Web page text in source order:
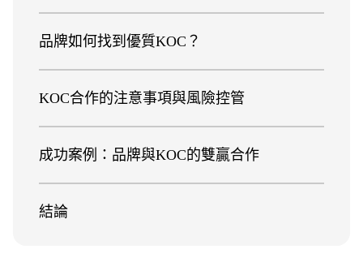
品牌如何找到優質KOC？
KOC合作的注意事項與風險控管
成功案例：品牌與KOC的雙贏合作
結論